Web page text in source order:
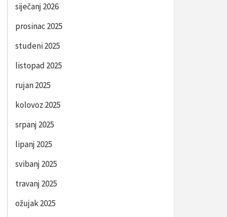
siječanj 2026
prosinac 2025
studeni 2025
listopad 2025
rujan 2025
kolovoz 2025
srpanj 2025
lipanj 2025
svibanj 2025
travanj 2025
ožujak 2025